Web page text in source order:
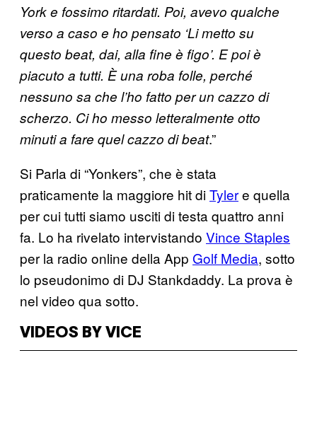
York e fossimo ritardati. Poi, avevo qualche
verso a caso e ho pensato ‘Li metto su
questo beat, dai, alla fine è figo’. E poi è
piacuto a tutti. È una roba folle, perché
nessuno sa che l’ho fatto per un cazzo di
scherzo. Ci ho messo letteralmente otto
minuti a fare quel cazzo di beat.”
Si Parla di “Yonkers”, che è stata
praticamente la maggiore hit diTylere quella
per cui tutti siamo usciti di testa quattro anni
fa. Lo ha rivelato intervistando Vince Staples
per la radio online della App Golf Media, sotto
lo pseudonimo di DJ Stankdaddy. La prova è
nel video qua sotto.
VIDEOS BY VICE